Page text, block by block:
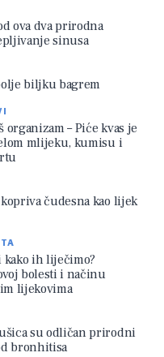
ova dva prirodna
sinusa
biljku bagrem
organizam – Piće kvas je
mlijeku, kumisu i
čudesna kao lijek
kako ih liječimo?
bolesti i načinu
lijekovima
su odličan prirodni
bronhitisa